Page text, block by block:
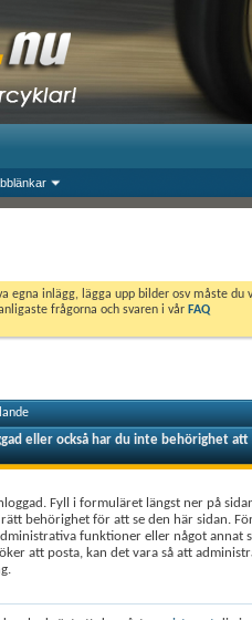
egna inlägg, lägga upp bilder osv måste
frågorna och svaren i vår FAQ
eller också har du inte behörighet
Fyll i formuläret längst ner på
behörighet för att se den här sidan.
funktioner eller något annat
att posta, kan det vara så att